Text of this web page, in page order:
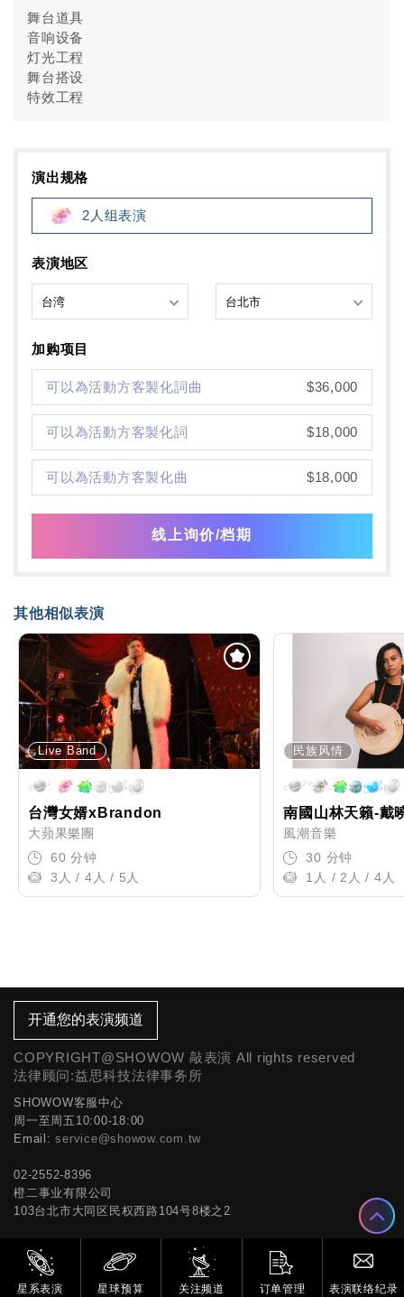
星系表演 星球预算 关注频道 订单管理 表演联络纪录
舞台道具
音响设备
灯光工程
舞台搭设
特效工程
演出规格
2人组表演
表演地区
加购项目
$36,000
可以為活動方客製化詞曲
$18,000
可以為活動方客製化詞
$18,000
可以為活動方客製化曲
线上询价/档期
其他相似表演
Live Band
台灣女婿xBrandon
大蘋果樂團
60 分钟
3人 / 4人 / 5人
民族风情
南國山林天籟-戴
風潮音樂
30 分钟
1人 / 2人 / 4人
开通您的表演频道
COPYRIGHT@SHOWOW 敲表演 All rights reserved
法律顾问:益思科技法律事务所
SHOWOW客服中心
周一至周五10:00-18:00
Email:service@showow.com.tw
02-2552-8396
橙二事业有限公司
103台北市大同区民权西路104号8楼之2